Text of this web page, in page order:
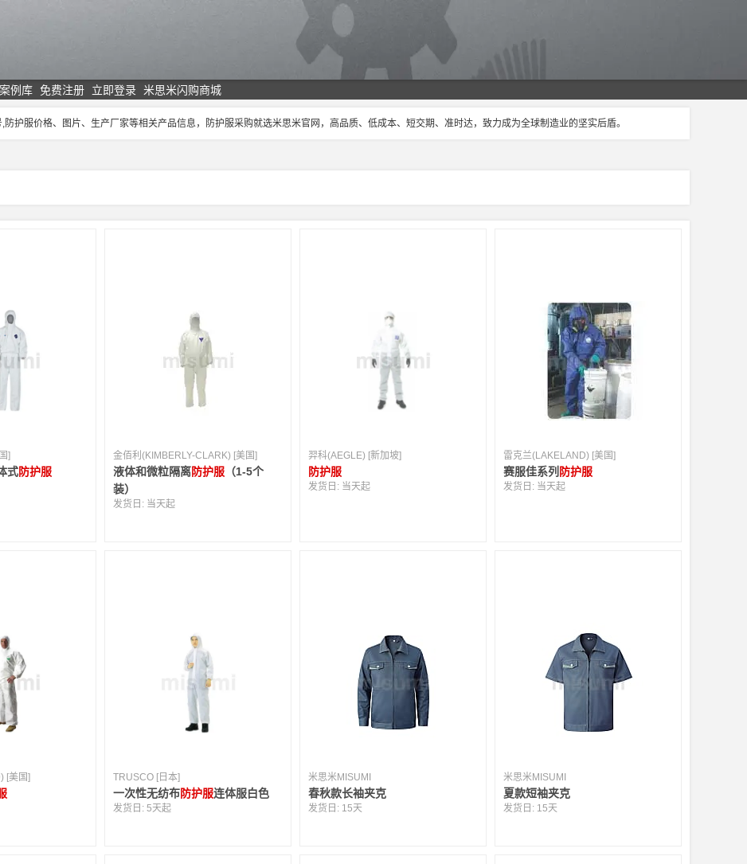
例库 免费注册 立即登录 米思米闪购商城
护服价格、图片、生产厂家等相关产品信息，防护服采购就选米思米官网，高品质、低成本、短交期、准时达，致力成为全球制造业的坚实后盾。
]
式防护服
金佰利(KIMBERLY-CLARK) [美国]
液体和微粒隔离防护服 （1-5个
装）
发货日: 当天起
羿科(AEGLE) [新加坡]
防护服
发货日: 当天起
雷克兰(LAKELAND) [美国]
赛服佳系列 防护服
发货日: 当天起
[美国] TRUSCO [日本]
一次性无纺布防护服连体服白色
发货日:5天起
米思米MISUMI
春秋款长袖夹克
发货日: 15天
米思米MISUMI
夏款短袖夹克
发货日: 15天